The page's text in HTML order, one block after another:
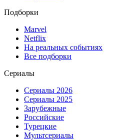
Подборки
Marvel
Netflix
На реальных событиях
Все подборки
Сериалы
Сериалы 2026
Сериалы 2025
Зарубежные
Российские
Турецкие
Мультсериалы